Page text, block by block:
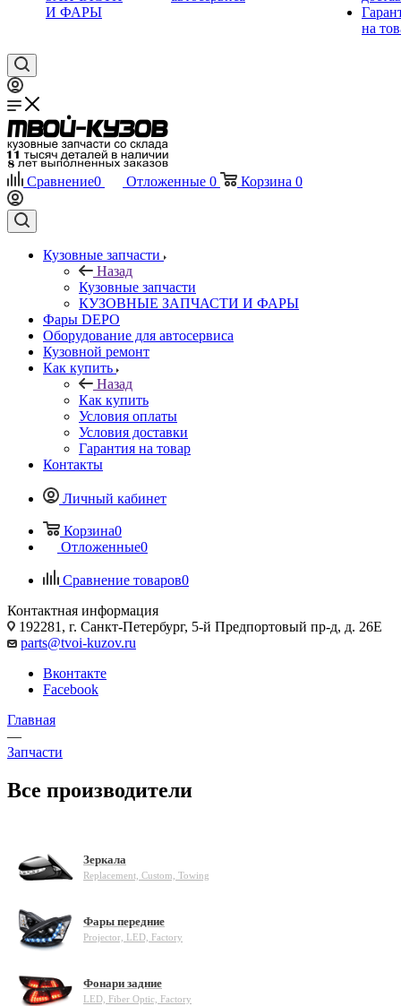
И ФАРЫ
на
Сравнение0 Отложенные 0 Корзина 0
Кузовные запчасти
Назад
Кузовные запчасти
КУЗОВНЫЕ ЗАПЧАСТИ И ФАРЫ
Фары DEPO
Оборудование для автосервиса
Кузовной ремонт
Как купить
Назад
Как купить
Условия оплаты
Условия доставки
Гарантия на товар
Контакты
Личный кабинет
Корзина0
Отложенные0
Сравнение товаров0
Контактная информация
192281, г. Санкт-Петербург, 5-й Предпортовый пр-д, д. 26Е
parts@tvoi-kuzov.ru
Вконтакте
Facebook
Главная
—
Запчасти
Все производители
Зеркала
Replacement, Custom, Towing
Фары передние
Projector, LED, Factory
Фонари задние
LED, Fiber Optic, Factory